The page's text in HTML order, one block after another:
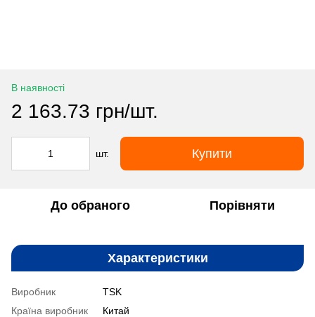
В наявності
2 163.73 грн/шт.
шт. Купити
До обраного Порівняти
Характеристики
Виробник
TSK
Країна виробник
Китай